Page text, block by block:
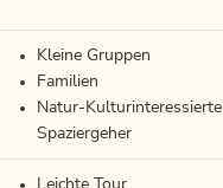
Kleine Gruppen
Familien
Natur-Kulturinteressierte
Spaziergeher
Leichte Tour